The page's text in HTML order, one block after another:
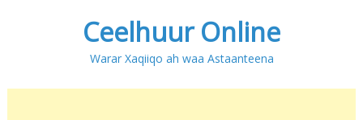
Ceelhuur Online
Warar Xaqiiqo ah waa Astaanteena